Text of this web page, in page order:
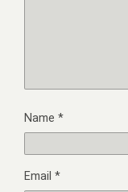
Name *
Email *